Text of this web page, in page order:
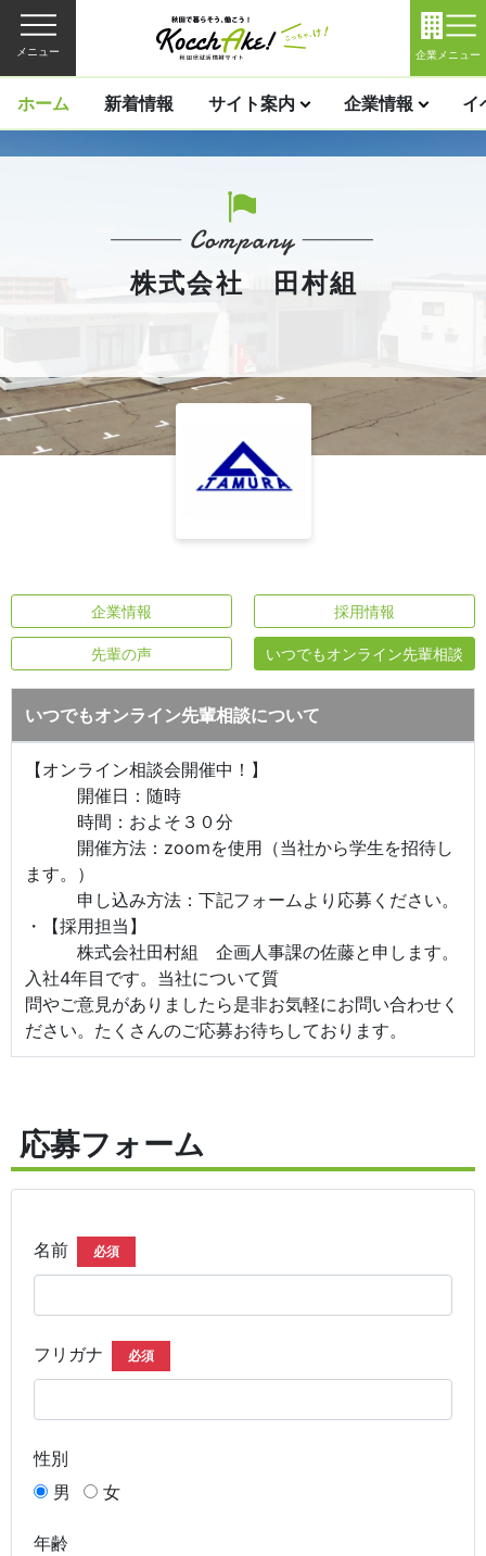
メニュー 企業メニュー
ホーム 新着情報 サイト案内 企業情報 イ
株式会社 田村組
企業情報 採用情報
先輩の声 いつでもオンライン先輩相談
いつでもオンライン先輩相談について
【オンライン相談会開催中！】
開催日：随時
時間：およそ３０分
開催方法：zoomを使用（当社から学生を招待し
ます。）
申し込み方法：下記フォームより応募ください。
・【採用担当】
株式会社田村組 企画人事課の佐藤と申します。
入社4年目です。当社について質
問やご意見がありましたら是非お気軽にお問い合わせく
ださい。たくさんのご応募お待ちしております。
応募フォーム
名前 必須
フリガナ 必須
性別
男
女
年齢